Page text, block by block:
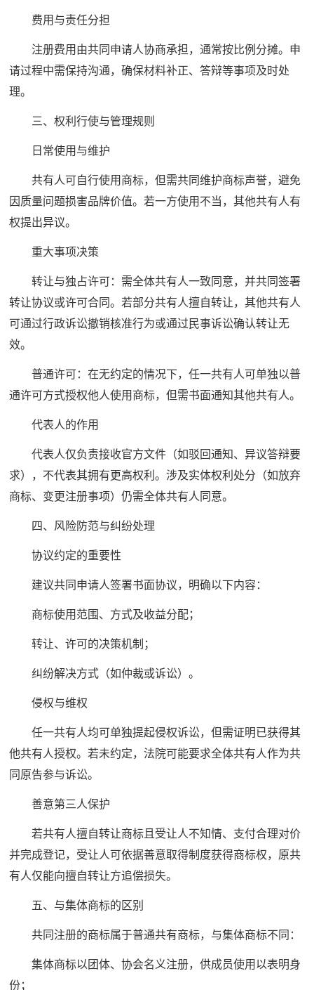
费用与责任分担
注册费用由共同申请人协商承担，通常按比例分摊。申
请过程中需保持沟通，确保材料补正、答辩等事项及时处
理。
三、权利行使与管理规则
日常使用与维护
共有人可自行使用商标，但需共同维护商标声誉，避免
因质量问题损害品牌价值。若一方使用不当，其他共有人有
权提出异议。
重大事项决策
转让与独占许可：需全体共有人一致同意，并共同签署
转让协议或许可合同。若部分共有人擅自转让，其他共有人
可通过行政诉讼撤销核准行为或通过民事诉讼确认转让无
效。
普通许可：在无约定的情况下，任一共有人可单独以普
通许可方式授权他人使用商标，但需书面通知其他共有人。
代表人的作用
代表人仅负责接收官方文件（如驳回通知、异议答辩要
求），不代表其拥有更高权利。涉及实体权利处分（如放弃
商标、变更注册事项）仍需全体共有人同意。
四、风险防范与纠纷处理
协议约定的重要性
建议共同申请人签署书面协议，明确以下内容：
商标使用范围、方式及收益分配；
转让、许可的决策机制；
纠纷解决方式（如仲裁或诉讼）。
侵权与维权
任一共有人均可单独提起侵权诉讼，但需证明已获得其
他共有人授权。若未约定，法院可能要求全体共有人作为共
同原告参与诉讼。
善意第三人保护
若共有人擅自转让商标且受让人不知情、支付合理对价
并完成登记，受让人可依据善意取得制度获得商标权，原共
有人仅能向擅自转让方追偿损失。
五、与集体商标的区别
共同注册的商标属于普通共有商标，与集体商标不同：
集体商标以团体、协会名义注册，供成员使用以表明身
份；